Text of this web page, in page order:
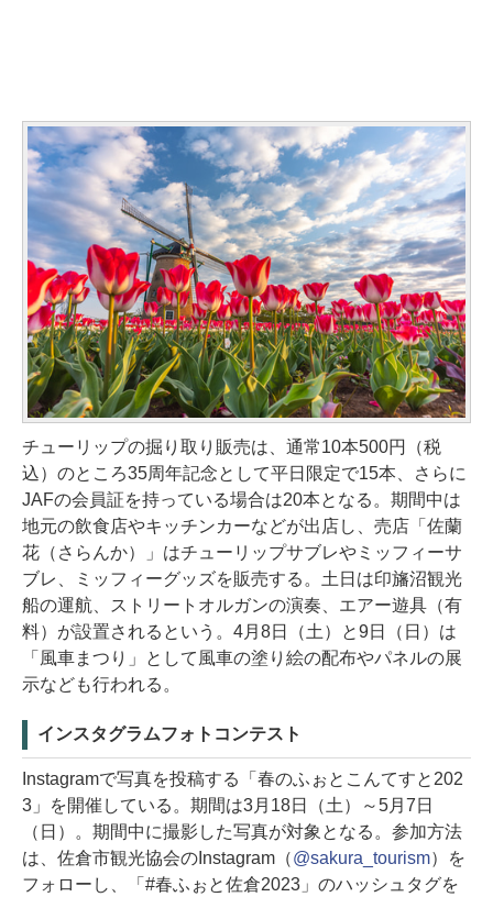
チューリップの掘り取り販売は、通常10本500円（税
込）のところ35周年記念として平日限定で15本、さらに
JAFの会員証を持っている場合は20本となる。期間中は
地元の飲食店やキッチンカーなどが出店し、売店「佐蘭
花（さらんか）」はチューリップサブレやミッフィーサ
ブレ、ミッフィーグッズを販売する。土日は印旛沼観光
船の運航、ストリートオルガンの演奏、エアー遊具（有
料）が設置されるという。4月8日（土）と9日（日）は
「風車まつり」として風車の塗り絵の配布やパネルの展
示なども行われる。
インスタグラムフォトコンテスト
Instagramで写真を投稿する「春のふぉとこんてすと202
3」を開催している。期間は3月18日（土）～5月7日
（日）。期間中に撮影した写真が対象となる。参加方法
は、佐倉市観光協会のInstagram（@sakura_tourism）を
フォローし、「#春ふぉと佐倉2023」のハッシュタグを